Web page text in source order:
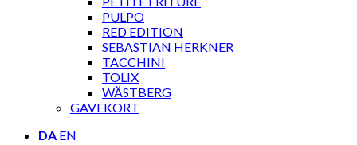
PULPO
RED EDITION
SEBASTIAN HERKNER
TACCHINI
TOLIX
WÄSTBERG
GAVEKORT
DA EN